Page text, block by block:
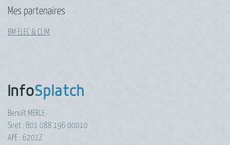
Mes partenaires
BM ELEC & CLIM
InfoSplatch
Benoît MERLE
Siret : 801 088 196 00010
APE : 6201Z